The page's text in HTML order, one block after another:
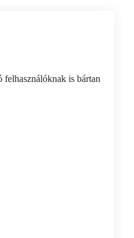
is bártan